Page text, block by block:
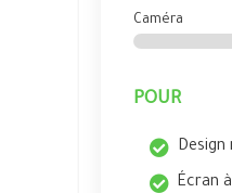
Caméra
POUR
Écran